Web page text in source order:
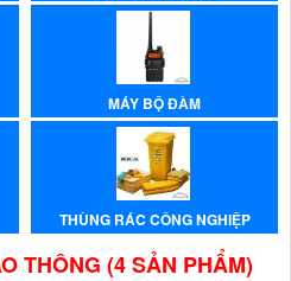
MÁY BỘ ĐÀM
THÙNG RÁC CÔNG NGHIỆP
THÔNG (4 SẢN PHẨM)